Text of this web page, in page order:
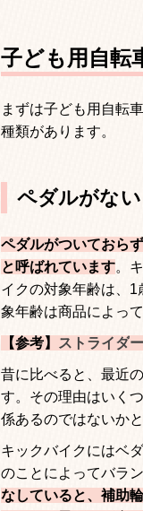
子ども用自転
まずは子ども用自転
種類があります。
ペダルがな
ペダルがついておら
と呼ばれています。
イクの対象年齢は、 1
象年齢は商品によっ
【参考】 ストライダ
昔に比べると、最近
す。その理由はいく
係あるのではないか
キックバイクにはベ
のことによってバラ
なしていると、補助